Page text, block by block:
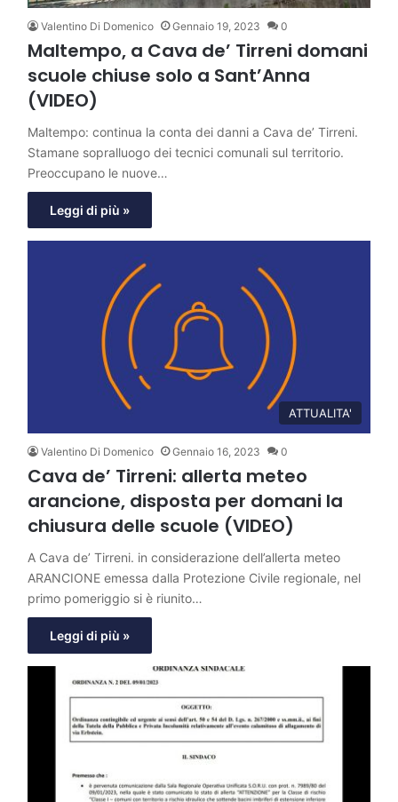
Valentino Di Domenico Gennaio 19, 2023 0
Maltempo, a Cava de’ Tirreni domani
scuole chiuse solo a Sant’Anna
(VIDEO)
Maltempo: continua la conta dei danni a Cava de’ Tirreni.
Stamane sopralluogo dei tecnici comunali sul territorio.
Preoccupano le nuove…
Leggi di più »
ATTUALITA'
Valentino Di Domenico Gennaio 16, 2023 0
Cava de’ Tirreni: allerta meteo
arancione, disposta per domani la
chiusura delle scuole (VIDEO)
A Cava de’ Tirreni. in considerazione dell’allerta meteo
ARANCIONE emessa dalla Protezione Civile regionale, nel
primo pomeriggio si è riunito…
Leggi di più »